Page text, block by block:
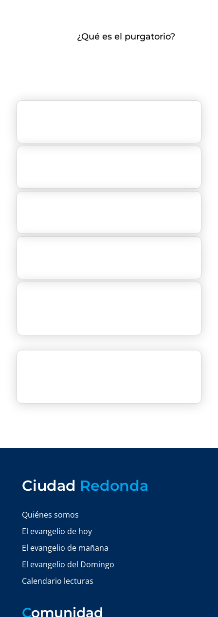
¿Qué es el purgatorio?
Ciudad Redonda
Quiénes somos
El evangelio de hoy
El evangelio de mañana
El evangelio del Domingo
Calendario lecturas
Comunidad